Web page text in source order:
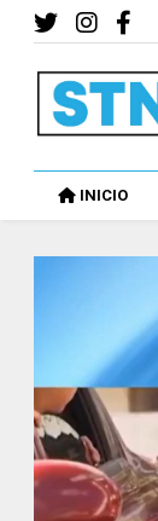
INICIO